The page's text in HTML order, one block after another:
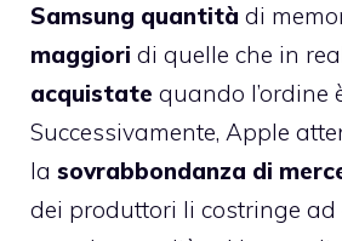
Samsung quantità di
maggiori di quelle che in
acquistate quando l’ordine
Successivamente, Apple
la sovrabbondanza di
dei produttori li costringe ad